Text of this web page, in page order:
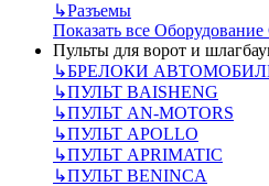
↳Разъемы
Показать все
Пульты для ворот и
↳БРЕЛОКИ
↳ПУЛЬТ BAISHENG
↳ПУЛЬТ AN-MOTORS
↳ПУЛЬТ APOLLO
↳ПУЛЬТ APRIMATIC
↳ПУЛЬТ BENINCA